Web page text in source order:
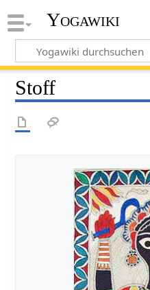
Yogawiki
Stoff